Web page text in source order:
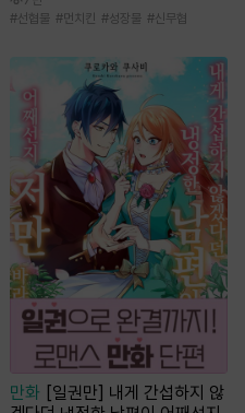
#선협물 #먼치킨 #성장물 #신무협
만화 [일권만] 내게 간섭하지 않